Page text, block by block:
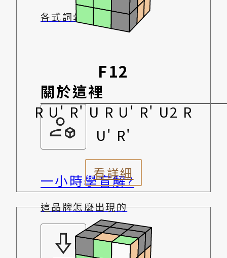
各式詞彙指引
關於這裡
一小時學盲解?
這品牌怎麼出現的
F12
R U' R' U R U' R' U2 R
U' R'
看詳細